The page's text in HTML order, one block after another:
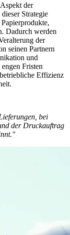
der
Strategie
Dadurch werden
der
seinen Partnern
und
Fristen
Effizienz
bei
der Druckauftrag